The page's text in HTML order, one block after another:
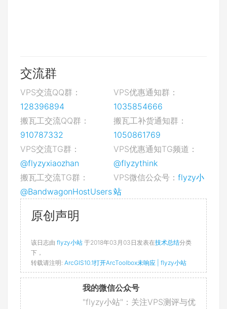
交流群
VPS交流QQ群：
128396894
VPS优惠通知群：
1035854666
搬瓦工交流QQ群：
910787332
搬瓦工补货通知群：
1050861769
VPS交流TG群：
@flyzyxiaozhan
VPS优惠通知TG频道：
@flyzythink
搬瓦工交流TG群：
@BandwagonHostUsers
VPS微信公众号： flyzy小
站
原创声明
该日志由 flyzy小站 于2018年03月03日发表在技术总结分类
下，
转载请注明: ArcGIS10.1打开ArcToolbox未响应 | flyzy小站
我的微信公众号
"flyzy小站"：关注VPS测评与优